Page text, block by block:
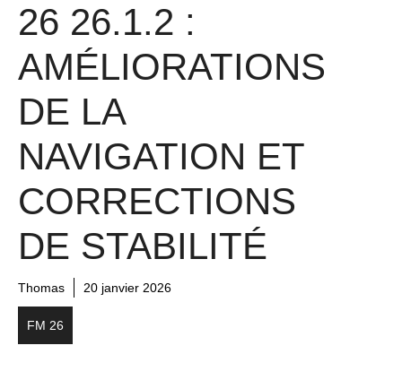
26 26.1.2 :
AMÉLIORATIONS
DE LA
NAVIGATION ET
CORRECTIONS
DE STABILITÉ
Thomas 20 janvier 2026
FM 26